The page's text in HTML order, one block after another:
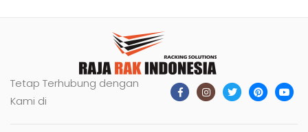
Tetap Terhubung dengan
Kami di